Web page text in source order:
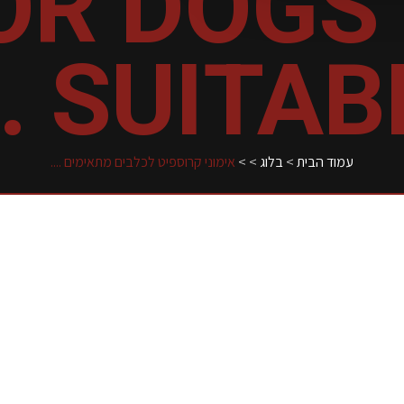
עמוד הבית>בלוג >
> אימוני קרוספיט לכלבים מתאימים ....